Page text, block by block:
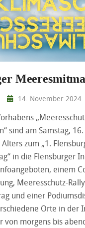
14. November 2024
sind am Samstag,
zum „1.
in die Flensburger
einem
Meeresschutz-
und einer
Orte in der
von morgens bis